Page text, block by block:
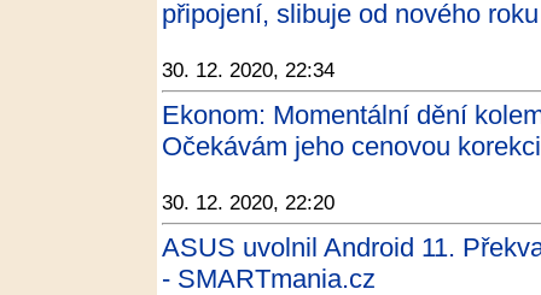
připojení, slibuje od nového
30. 12. 2020, 22:34
Ekonom: Momentální dění
Očekávám jeho cenovou
30. 12. 2020, 22:20
ASUS uvolnil Android 11.
- SMARTmania.cz